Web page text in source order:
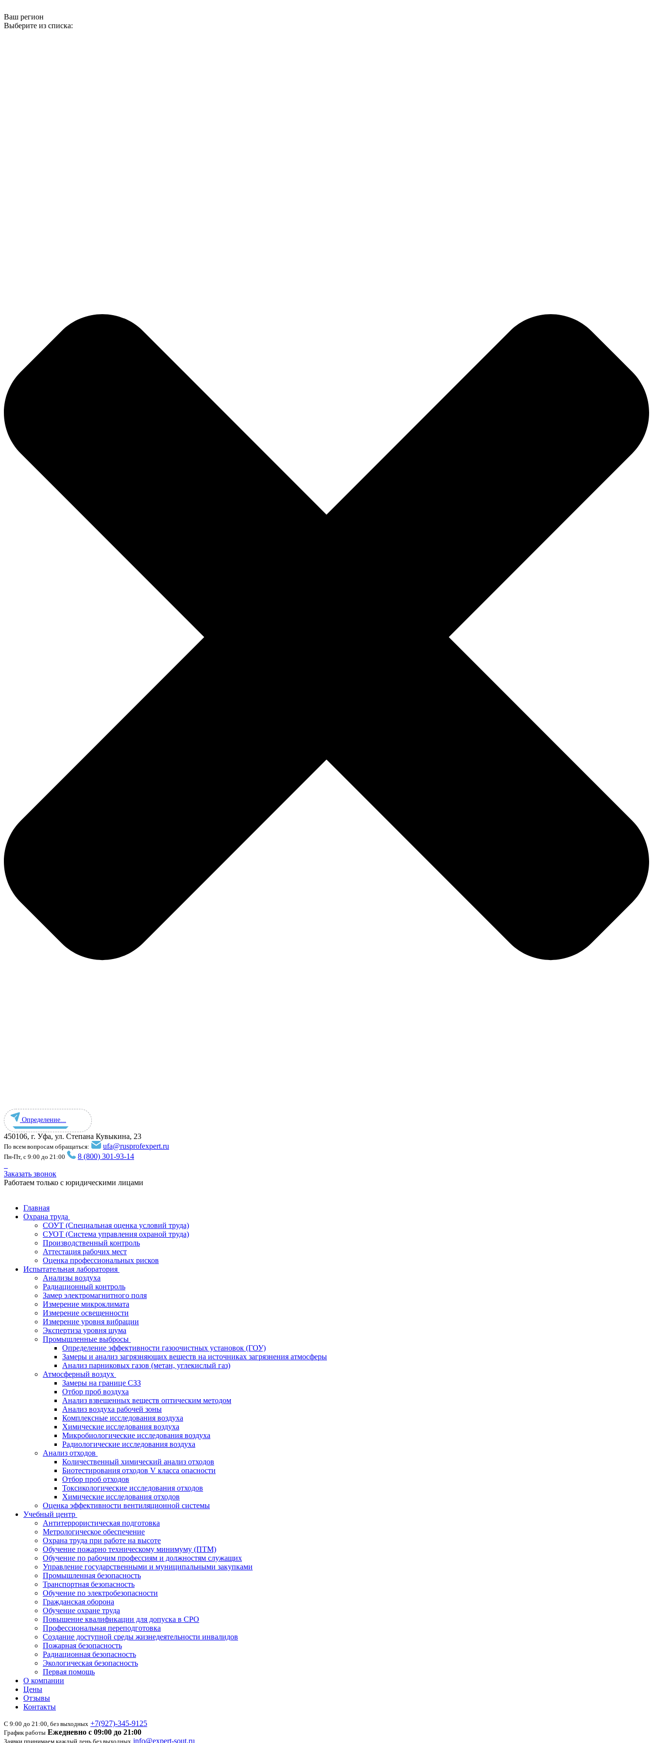
Ваш регион
Выберите из списка:
Определение...
450106, г. Уфа, ул. Степана Кувыкина, 23
По всем вопросам обращаться: ufa@rusprofexpert.ru
Пн-Пт, с 9:00 до 21:00 8 (800) 301-93-14
Заказать звонок
Работаем только с юридическими лицами
Главная
Охрана труда
СОУТ (Специальная оценка условий труда)
СУОТ (Система управления охраной труда)
Производственный контроль
Аттестация рабочих мест
Оценка профессиональных рисков
Испытательная лаборатория
Анализы воздуха
Радиационный контроль
Замер электромагнитного поля
Измерение микроклимата
Измерение освещенности
Измерение уровня вибрации
Экспертиза уровня шума
Промышленные выбросы
Определение эффективности газоочистных установок (ГОУ)
Замеры и анализ загрязняющих веществ на источниках загрязнения атмосферы
Анализ парниковых газов (метан, углекислый газ)
Атмосферный воздух
Замеры на границе СЗЗ
Отбор проб воздуха
Анализ взвешенных веществ оптическим методом
Анализ воздуха рабочей зоны
Комплексные исследования воздуха
Химические исследования воздуха
Микробиологические исследования воздуха
Радиологические исследования воздуха
Анализ отходов
Количественный химический анализ отходов
Биотестирования отходов V класса опасности
Отбор проб отходов
Токсикологические исследования отходов
Химические исследования отходов
Оценка эффективности вентиляционной системы
Учебный центр
Антитеррористическая подготовка
Метрологическое обеспечение
Охрана труда при работе на высоте
Обучение пожарно техническому минимуму (ПТМ)
Обучение по рабочим профессиям и должностям служащих
Управление государственными и муниципальными закупками
Промышленная безопасность
Транспортная безопасность
Обучение по электробезопасности
Гражданская оборона
Обучение охране труда
Повышение квалификации для допуска в СРО
Профессиональная переподготовка
Создание доступной среды жизнедеятельности инвалидов
Пожарная безопасность
Радиационная безопасность
Экологическая безопасность
Первая помощь
О компании
Цены
Отзывы
Контакты
С 9:00 до 21:00, без выходных +7(927)-345-9125
График работы Ежедневно с 09:00 до 21:00
Заявки принимаем каждый день без выходных info@expert-sout.ru